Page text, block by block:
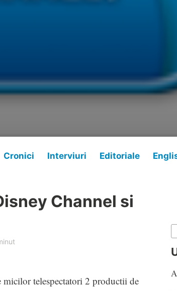
Cronici Interviuri Editoriale
Channel si
micilor telespectatori 2 productii de